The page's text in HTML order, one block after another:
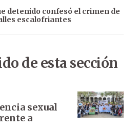
detenido confesó el crimen de
escalofriantes
de esta sección
sexual
a